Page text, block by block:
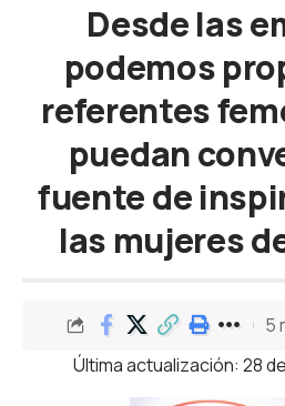
Desde las
podemos
referentes
puedan
fuente de
las mujeres
Última actualización: 28
5